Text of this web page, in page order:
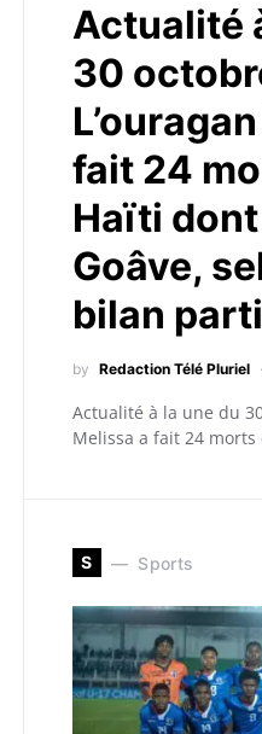
Actualité
30
fait 24
Haïti
Goâve,
bilan
by Redaction Télé Pluriel
Actualité à la une du
Melissa a fait 24
S Sports